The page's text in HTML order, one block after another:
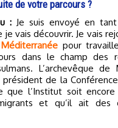
de votre parcours ?
: Je suis envoyé en
vais découvrir. Je vais
pour
dans le champ des
L’archevêque de
de la
que l’Institut soit
et qu’il ait des